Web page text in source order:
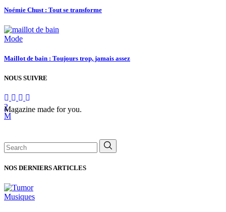
Noémie Chust : Tout se transforme
Mode
Maillot de bain : Toujours trop, jamais assez
NOUS SUIVRE
Magazine made for you.
Search
for:
NOS DERNIERS ARTICLES
Musiques